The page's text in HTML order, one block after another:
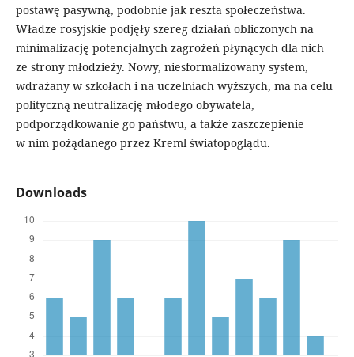
postawę pasywną, podobnie jak reszta społeczeństwa.
Władze rosyjskie podjęły szereg działań obliczonych na
minimalizację potencjalnych zagrożeń płynących dla nich
ze strony młodzieży. Nowy, niesformalizowany system,
wdrażany w szkołach i na uczelniach wyższych, ma na celu
polityczną neutralizację młodego obywatela,
podporządkowanie go państwu, a także zaszczepienie
w nim pożądanego przez Kreml światopoglądu.
Downloads